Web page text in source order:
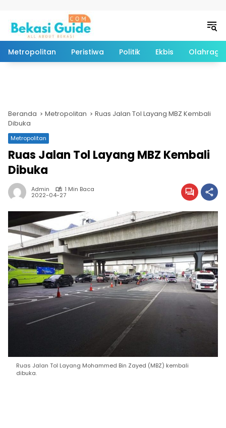
Metropolitan Peristiwa Politik Ekbis Olahraga
Beranda Metropolitan
Ruas Jalan Tol Layang MBZ Kembali
Dibuka
Metropolitan
Ruas Jalan Tol Layang MBZ Kembali
Dibuka
Admin 1 Min Baca
2022-04-27
Ruas Jalan Tol Layang Mohammed Bin Zayed (MBZ) kembali
dibuka.